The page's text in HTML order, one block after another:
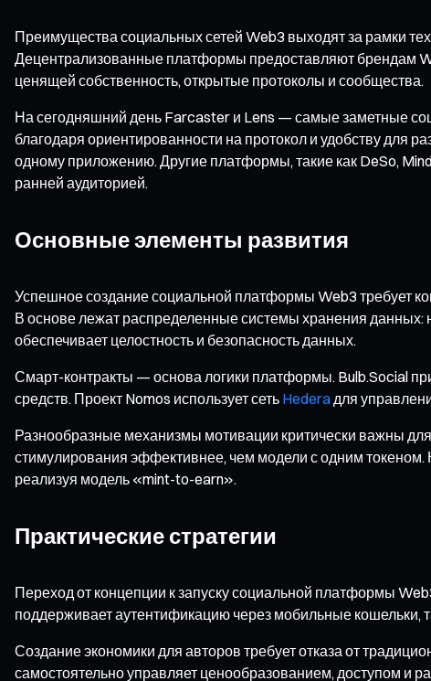
Преимущества социальных сетей Web3 выходят за рамки
Децентрализованные платформы предоставляют брендам
ценящей собственность, открытые протоколы и сообщества.
На сегодняшний день Farcaster и Lens — самые заметные
благодаря ориентированности на протокол и удобству для
одному приложению. Другие платформы, такие как DeSo,
ранней аудиторией.
Основные элементы развития
Успешное создание социальной платформы Web3 требует
В основе лежат распределенные системы хранения данных:
обеспечивает целостность и безопасность данных.
Смарт-контракты — основа логики платформы. Bulb.Social
средств. Проект Nomos использует сеть Hedera для
Разнообразные механизмы мотивации критически важны
стимулирования эффективнее, чем модели с одним токеном.
реализуя модель «mint-to-earn».
Практические стратегии
Переход от концепции к запуску социальной платформы
поддерживает аутентификацию через мобильные кошельки,
Создание экономики для авторов требует отказа от
самостоятельно управляет ценообразованием, доступом и